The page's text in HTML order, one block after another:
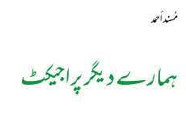
مُسند أحمد
ہمارے دیگر پراجیکٹ